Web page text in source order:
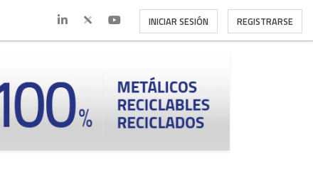
INICIAR SESIÓN REGISTRARSE